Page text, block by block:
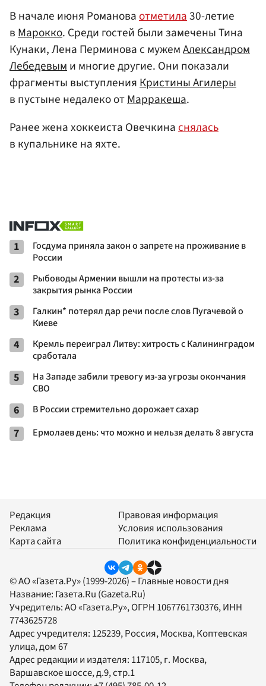
В начале июня Романоваотметила30-летие
вМарокко. Среди гостей были замечены Тина
Кунаки, Лена Перминова с мужемАлександром
Лебедевыми многие другие. Они показали
фрагменты выступленияКристины Агилеры
в пустыне недалеко отМарракеша.
Ранее жена хоккеиста Овечкинаснялась
в купальнике на яхте.
1
Госдума приняла закон о запрете на проживание в
России
2
Рыбоводы Армении вышли на протесты из-за
закрытия рынка России
3
Галкин* потерял дар речи после слов Пугачевой о
Киеве
4
Кремль переиграл Литву: хитрость с Калининградом
сработала
5
На Западе забили тревогу из-за угрозы окончания
СВО
6 В России стремительно дорожает сахар
7 Ермолаев день: что можно и нельзя делать 8 августа
Редакция
Реклама
Карта сайта
Правовая информация
Условия использования
Политика конфиденциальности
© АО «Газета.Ру» (1999-2026) – Главные новости дня
Название: Газета.Ru (Gazeta.Ru)
Учредитель:АО «Газета.Ру», ОГРН 1067761730376, ИНН
7743625728
Адрес учредителя: 125239, Россия, Москва, Коптевская
улица, дом 67
Адрес редакции и издателя: 117105, г. Москва,
Варшавское шоссе, д.9, стр.1